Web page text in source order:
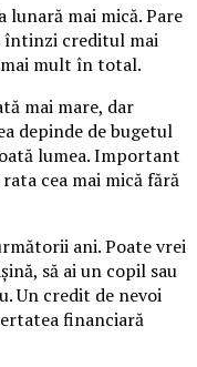
lunară mai mică. Pare
întinzi creditul mai
mult în total.
mai mare, dar
depinde de bugetul
lumea. Important
cea mai mică fără
ani. Poate vrei
să ai un copil sau
Un credit de nevoi
financiară